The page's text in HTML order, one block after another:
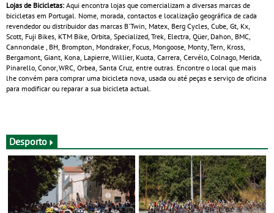
Lojas de Bicicletas: Aqui encontra lojas que comercializam a diversas marcas de
bicicletas em Portugal. Nome, morada, contactos e localização geográfica de cada
revendedor ou distribuidor das marcas B'Twin, Matex, Berg Cycles, Cube, Gt, Kx,
Scott, Fuji Bikes, KTM Bike, Orbita, Specialized, Trek, Electra, Qüer, Dahon, BMC,
Cannondale , BH, Brompton, Mondraker, Focus, Mongoose, Monty, Tern, Kross,
Bergamont, Giant, Kona, Lapierre, Willier, Kuota, Carrera, Cervélo, Colnago, Merida,
Pinarello, Conor, WRC, Orbea, Santa Cruz, entre outras. Encontre o local que mais
lhe convém para comprar uma bicicleta nova, usada ou até peças e serviço de oficina
para modificar ou reparar a sua bicicleta actual.
Desporto